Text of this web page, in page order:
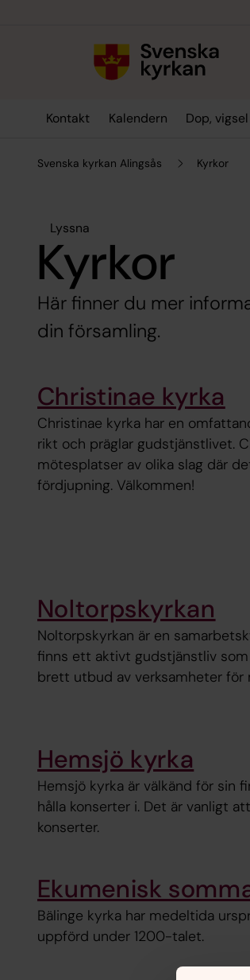
Kontakt Kalendern Dop,
Svenska kyrkan Alingsås Kyrkor
Lyssna
Kyrkor
Här finner du mer
din församling.
Christinae kyrka
Christinae kyrka har en
rikt och präglar gudstjänstlivet.
mötesplatser av olika slag där
fördjupning. Välkommen!
Noltorpskyrkan
Noltorpskyrkan är en
finns ett aktivt gudstjänstliv
brett utbud av verksamheter för
Hemsjö kyrka
Hemsjö kyrka är välkänd för sin
hålla konserter i. Det är vanligt
konserter.
Ekumenisk
Bälinge kyrka har medeltida
uppförd under 1200-talet.